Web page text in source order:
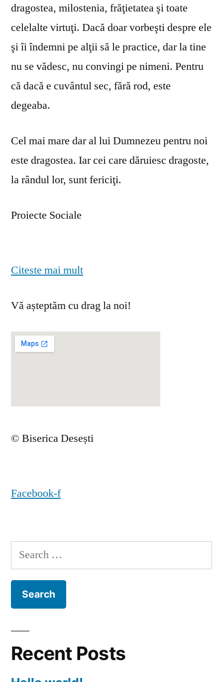
dragostea, milostenia, frăţietatea şi toate
celelalte virtuţi. Dacă doar vorbeşti despre ele
şi îi îndemni pe alţii să le practice, dar la tine
nu se vă­desc, nu convingi pe nimeni. Pentru
că dacă e cuvântul sec, fără rod, este
degeaba.
Cel mai mare dar al lui Dumnezeu pentru noi
este dragostea. Iar cei care dăruiesc dragoste,
la rândul lor, sunt fericiţi.
Proiecte Sociale
Citeste mai mult
Vă așteptăm cu drag la noi!
© Biserica Desești
Facebook-f
Search
for:
Recent Posts